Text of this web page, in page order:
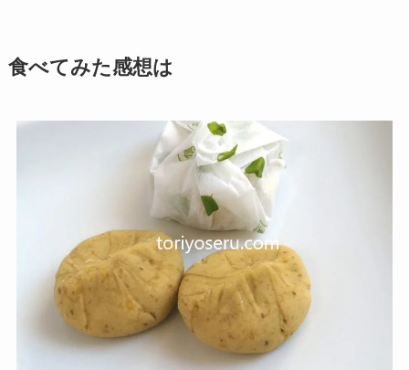
食べてみた感想は